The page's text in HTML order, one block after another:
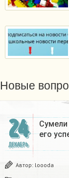
Новые
24
ДЕКАБРЬ
Сумели
его
Автор: loooda